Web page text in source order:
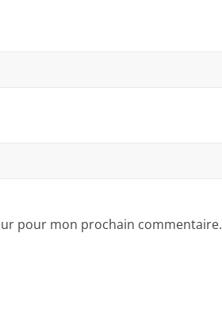
pour mon prochain commentaire.